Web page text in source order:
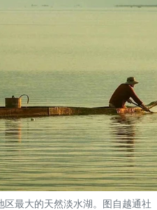
区最大的天然淡水湖。图自越通社